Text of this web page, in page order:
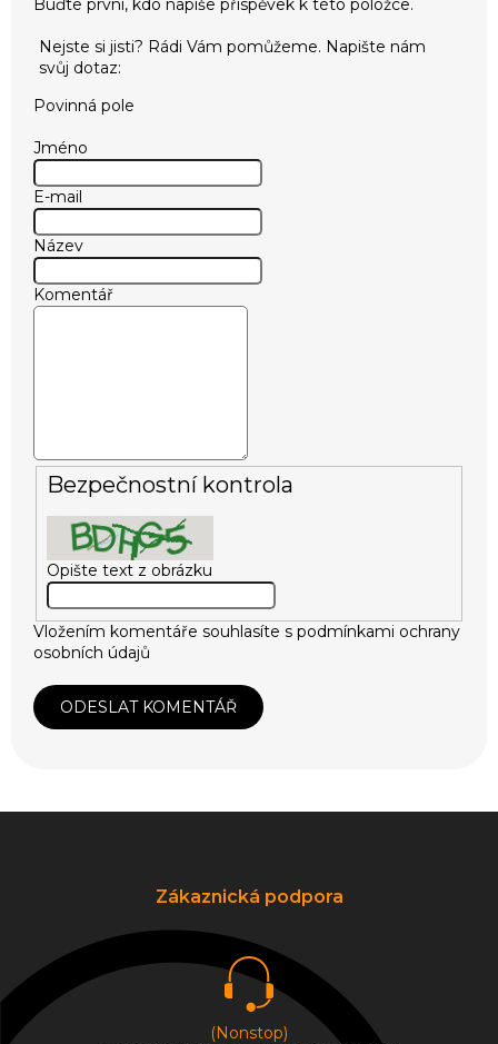
Buďte první, kdo napíše příspěvek k této položce.
Povinná pole
Jméno
E-mail
Název
Komentář
Bezpečnostní kontrola
Opište text z obrázku
Vložením komentáře souhlasíte s podmínkami ochrany
osobních údajů
ODESLAT KOMENTÁŘ
Zákaznická podpora
(Nonstop)